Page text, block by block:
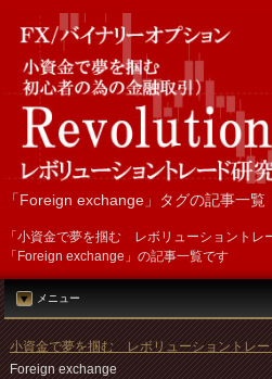
「Foreign exchange」タグの記事一覧
「小資金で夢を掴む レボリューショントレ
「Foreign exchange」の記事一覧です
メニュー
小資金で夢を掴む レボリューショントレー
Foreign exchange